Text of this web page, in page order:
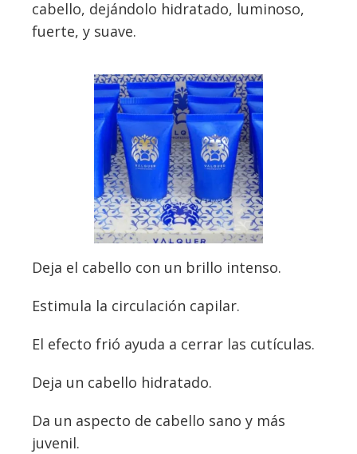
cabello, dejándolo hidratado, luminoso,
fuerte, y suave.
Deja el cabello con un brillo intenso.
Estimula la circulación capilar.
El efecto frió ayuda a cerrar las cutículas.
Deja un cabello hidratado.
Da un aspecto de cabello sano y más
juvenil.